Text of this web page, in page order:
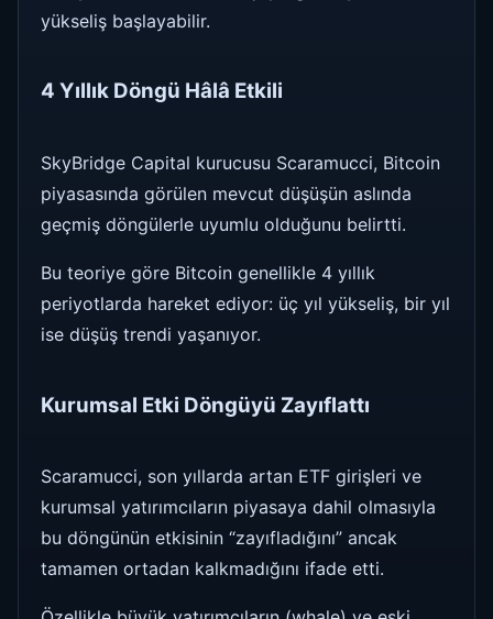
yükseliş başlayabilir.
4 Yıllık Döngü Hâlâ Etkili
SkyBridge Capital kurucusu Scaramucci, Bitcoin
piyasasında görülen mevcut düşüşün aslında
geçmiş döngülerle uyumlu olduğunu belirtti.
Bu teoriye göre Bitcoin genellikle 4 yıllık
periyotlarda hareket ediyor: üç yıl yükseliş, bir yıl
ise düşüş trendi yaşanıyor.
Kurumsal Etki Döngüyü Zayıflattı
Scaramucci, son yıllarda artan ETF girişleri ve
kurumsal yatırımcıların piyasaya dahil olmasıyla
bu döngünün etkisinin “zayıfladığını” ancak
tamamen ortadan kalkmadığını ifade etti.